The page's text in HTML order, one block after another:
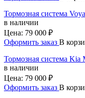
Тормозная система
в наличии
Цена: 79 000 ₽
Оформить заказ В
Тормозная система Kia
в наличии
Цена: 79 000 ₽
Оформить заказ В